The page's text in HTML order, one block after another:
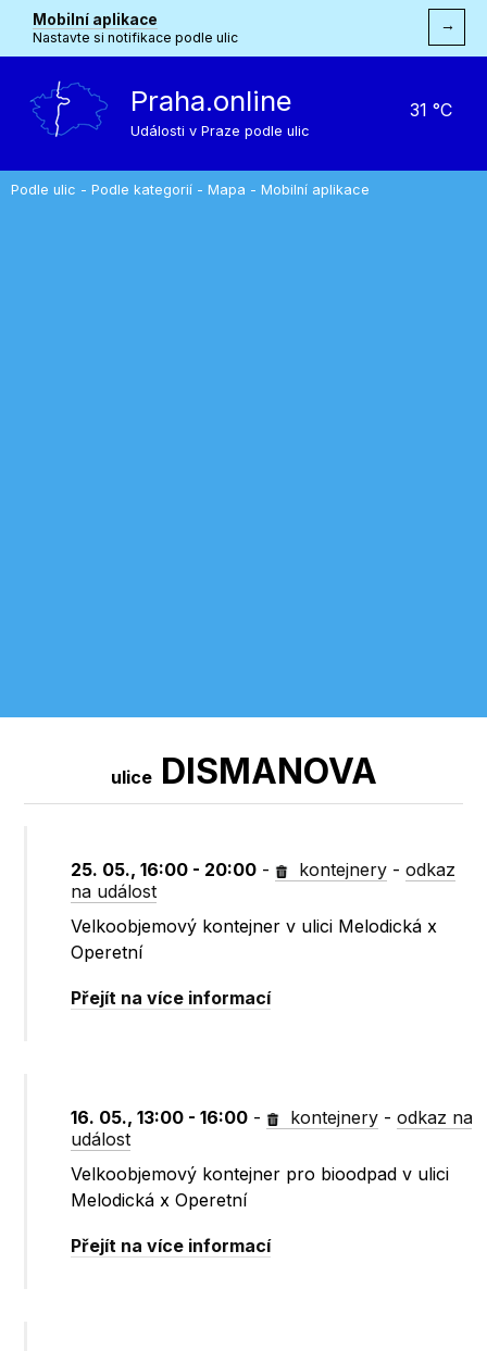
Mobilní aplikace
Nastavte si notifikace podle ulic
→
Praha.online
Události v Praze podle ulic
31 °C
Podle ulic - Podle kategorií - Mapa - Mobilní aplikace
uliceDISMANOVA
25. 05., 16:00 - 20:00 - kontejnery -odkaz
na událost
Velkoobjemový kontejner v ulici Melodická x
Operetní
Přejít na více informací
16. 05., 13:00 - 16:00 - kontejnery -odkaz na
událost
Velkoobjemový kontejner pro bioodpad v ulici
Melodická x Operetní
Přejít na více informací